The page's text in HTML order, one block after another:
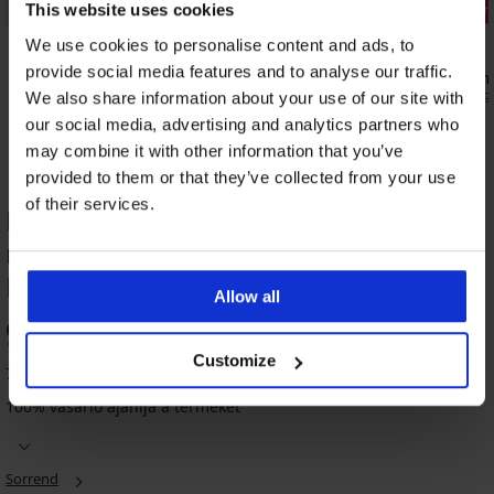
This website uses cookies
We use cookies to personalise content and ads, to
provide social media features and to analyse our traffic.
We also share information about your use of our site with
our social media, advertising and analytics partners who
may combine it with other information that you’ve
provided to them or that they’ve collected from your use
of their services.
Allow all
Customize
4,7
3+1 INGYEN
4,6
DAILY by IVA klasszikus női alsó, magas
derékrésszel
11 790 Ft
Jo
16 370 Ft
alakformáló
alsó
Garcia
női
7 290
női
alsó
tanga
alsó
HW
alakformáló
Alison
alakformáló,
combokat
Eve
Luiza alakformáló pamut női alsó
magas derékrésszel TERMÉK
ÉRTÉKELÉSE
94%
7 vásárló értékelte a terméket
100% vásárló ajánlja a terméket
Sorrend